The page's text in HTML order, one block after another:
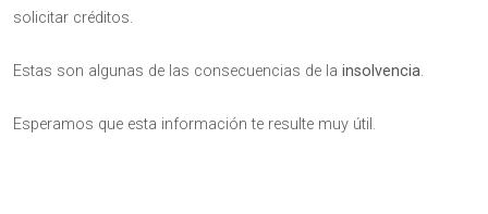
solicitar créditos.
Estas son algunas de las consecuencias de la insolvencia.
Esperamos que esta información te resulte muy útil.